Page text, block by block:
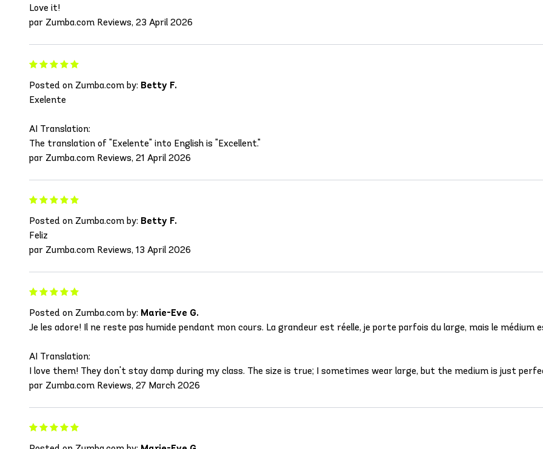
Love it!
par Zumba.com Reviews, 23 April 2026
Posted on Zumba.com by: Betty F.
Exelente
AI Translation:
The translation of "Exelente" into English is "Excellent."
par Zumba.com Reviews, 21 April 2026
Posted on Zumba.com by: Betty F.
Feliz
par Zumba.com Reviews, 13 April 2026
Posted on Zumba.com by: Marie-Eve G.
Je les adore! Il ne reste pas humide pendant mon cours. La grandeur est réelle, je porte parfois du large, mais le
AI Translation:
I love them! They don't stay damp during my class. The size is true; I sometimes wear large, but the medium is just
par Zumba.com Reviews, 27 March 2026